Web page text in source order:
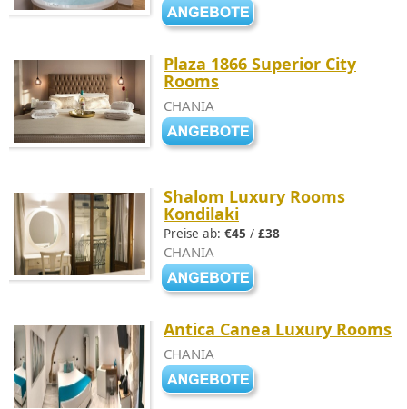
Plaza 1866 Superior City
Rooms
CHANIA
Shalom Luxury Rooms
Kondilaki
Preise ab: €45 / £38
CHANIA
Antica Canea Luxury Rooms
CHANIA